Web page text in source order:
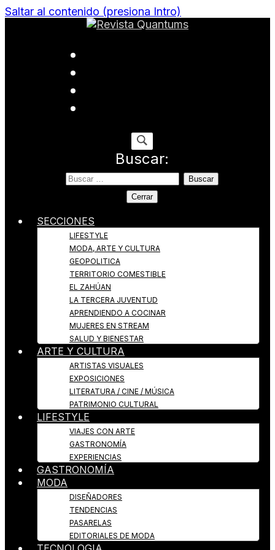
Saltar al contenido (presiona Intro)
Revista Quantums
Buscar:
Cerrar
SECCIONES
LIFESTYLE
MODA, ARTE Y CULTURA
GEOPOLITICA
TERRITORIO COMESTIBLE
EL ZAHÚAN
LA TERCERA JUVENTUD
APRENDIENDO A COCINAR
MUJERES EN STREAM
SALUD Y BIENESTAR
ARTE Y CULTURA
ARTISTAS VISUALES
EXPOSICIONES
LITERATURA / CINE / MÚSICA
PATRIMONIO CULTURAL
LIFESTYLE
VIAJES CON ARTE
GASTRONOMÍA
EXPERIENCIAS
GASTRONOMÍA
MODA
DISEÑADORES
TENDENCIAS
PASARELAS
EDITORIALES DE MODA